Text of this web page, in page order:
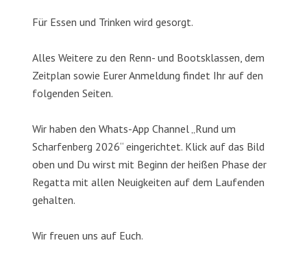
Für Essen und Trinken wird gesorgt.
Alles Weitere zu den Renn- und Bootsklassen, dem
Zeitplan sowie Eurer Anmeldung findet Ihr auf den
folgenden Seiten.
Wir haben den Whats-App Channel „Rund um
Scharfenberg 2026“ eingerichtet. Klick auf das Bild
oben und Du wirst mit Beginn der heißen Phase der
Regatta mit allen Neuigkeiten auf dem Laufenden
gehalten.
Wir freuen uns auf Euch.